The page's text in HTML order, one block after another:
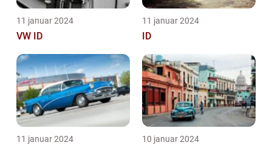
11 januar 2024
VW ID
11 januar 2024
ID
11 januar 2024 10 januar 2024